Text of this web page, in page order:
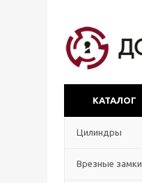
КАТАЛОГ
Цилиндры
Врезные замки